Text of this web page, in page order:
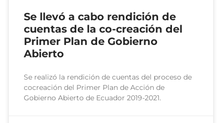
Se llevó a cabo rendición de
cuentas de la co-creación del
Primer Plan de Gobierno
Abierto
Se realizó la rendición de cuentas del proceso de
cocreación del Primer Plan de Acción de
Gobierno Abierto de Ecuador 2019-2021.